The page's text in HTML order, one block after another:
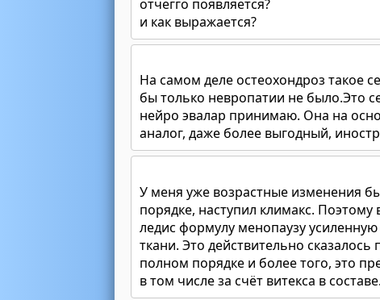
отчегго появляется?
и как выражается?
На самом деле остеохондроз такое
бы только невропатии не было.Это
нейро эвалар принимаю. Она на
аналог, даже более выгодный,
У меня уже возрастные изменения
порядке, наступил климакс.
ледис формулу менопаузу
ткани. Это действительно
полном порядке и более того, это
в том числе за счёт витекса в составе.